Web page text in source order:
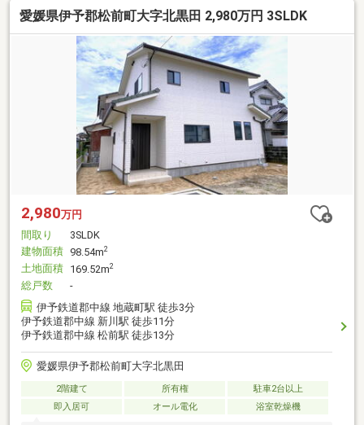
愛媛県伊予郡松前町大字北黒田 2,980万円 3SLDK
2,980万円
間取り
3SLDK
建物面積 98.54m2
土地面積 169.52m2
総戸数
-
伊予鉄道郡中線 地蔵町駅 徒歩3分
伊予鉄道郡中線 新川駅 徒歩11分
伊予鉄道郡中線 松前駅 徒歩13分
愛媛県伊予郡松前町大字北黒田
2階建て 所有権
駐車2台以上
即入居可
オール電化 浴室乾燥機